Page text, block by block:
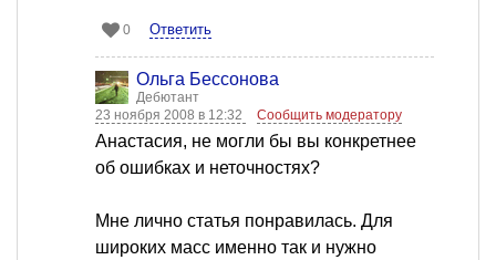
0 Ответить
Ольга Бессонова
Дебютант
23 ноября 2008 в 12:32
Сообщить модератору
Анастасия, не могли бы вы конкретнее
об ошибках и неточностях?
Мне лично статья понравилась. Для
широких масс именно так и нужно